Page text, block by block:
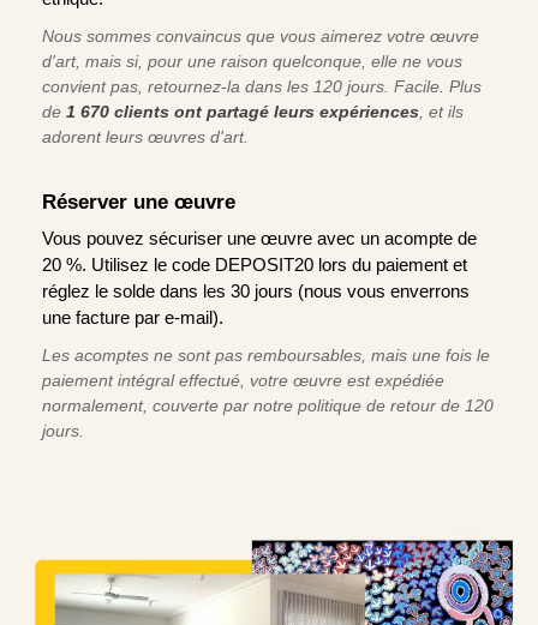
Nous sommes convaincus que vous aimerez votre œuvre
d'art, mais si, pour une raison quelconque, elle ne vous
convient pas, retournez-la dans les 120 jours. Facile. Plus
de 1 670 clients ont partagé leurs expériences , et ils
adorent leurs œuvres d'art.
Réserver une œuvre
Vous pouvez sécuriser une œuvre avec un acompte de
20 %. Utilisez le code DEPOSIT20 lors du paiement et
réglez le solde dans les 30 jours (nous vous enverrons
une facture par e-mail).
Les acomptes ne sont pas remboursables, mais une fois le
paiement intégral effectué, votre œuvre est expédiée
normalement, couverte par notre politique de retour de 120
jours.